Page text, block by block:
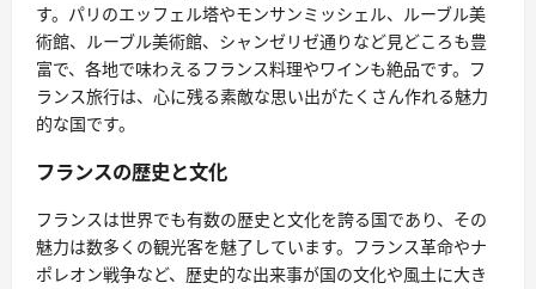
す。パリのエッフェル塔やモンサンミッシェル、ルーブル美
術館、ルーブル美術館、シャンゼリゼ通りなど見どころも豊
富で、各地で味わえるフランス料理やワインも絶品です。フ
ランス旅行は、心に残る素敵な思い出がたくさん作れる魅力
的な国です。
フランスの歴史と文化
フランスは世界でも有数の歴史と文化を誇る国であり、その
魅力は数多くの観光客を魅了しています。フランス革命やナ
ポレオン戦争など、歴史的な出来事が国の文化や風土に大き